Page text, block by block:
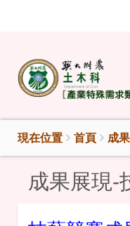
區
現在位置 首頁 成
成果展現-